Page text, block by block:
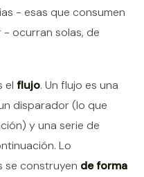
- esas que consumen
ocurran solas, de
el flujo. Un flujo es una
disparador (lo que
y una serie de
Lo
se construyen de forma